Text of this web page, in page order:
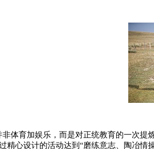
体育加娱乐，而是对正统教育的一次
精心设计的活动达到“磨练意志、陶冶